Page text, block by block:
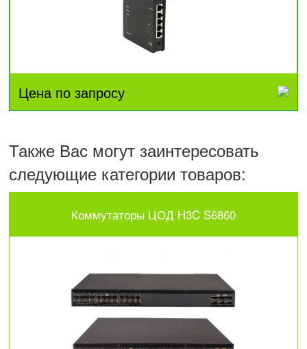
Цена по запросу
Также Вас могут заинтересовать
следующие категории товаров:
Коммутаторы ЦОД H3C S6860